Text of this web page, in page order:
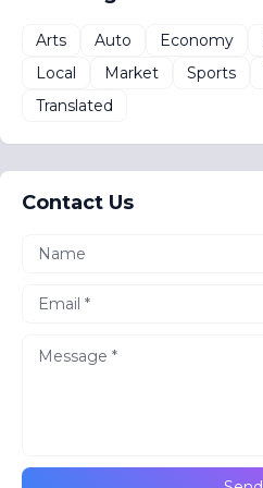
Arts Auto Economy
Local
Market Sports
Translated
Contact Us